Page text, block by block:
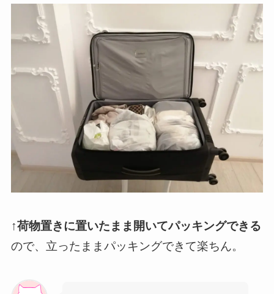
↑荷物置きに置いたまま開いてパッキングできる
ので、立ったままパッキングできて楽ちん。